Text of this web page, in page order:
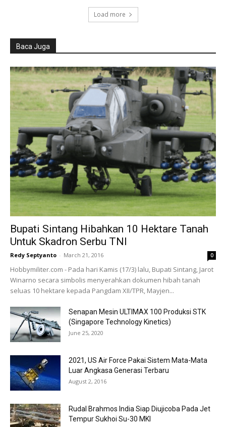
Load more
Baca Juga
Bupati Sintang Hibahkan 10 Hektare Tanah
Untuk Skadron Serbu TNI
Redy Septyanto - March 21, 2016 0
Hobbymiliter.com - Pada hari Kamis (17/3) lalu, Bupati Sintang, Jarot
Winarno secara simbolis menyerahkan dokumen hibah tanah
seluas 10 hektare kepada Pangdam XII/TPR, Mayjen...
Senapan Mesin ULTIMAX 100 Produksi STK
(Singapore Technology Kinetics)
June 25, 2020
2021, US Air Force Pakai Sistem Mata-Mata
Luar Angkasa Generasi Terbaru
August 2, 2016
Rudal Brahmos India Siap Diujicoba Pada Jet
Tempur Sukhoi Su-30 MKI